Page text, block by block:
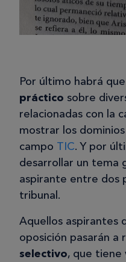
Por último habrá
práctico sobre
relacionadas con la
mostrar los
campo TIC. Y por
desarrollar un tema
aspirante entre dos
tribunal.
Aquellos aspirantes
oposición pasarán a
selectivo, que tiene